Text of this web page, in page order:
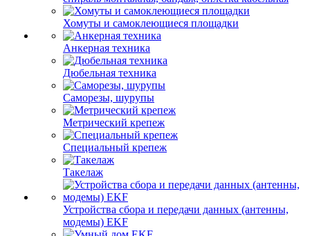
Хомуты и самоклеющиеся площадки
Анкерная техника
Дюбельная техника
Саморезы, шурупы
Метрический крепеж
Специальный крепеж
Такелаж
Устройства сбора и передачи данных (антенны,
модемы) EKF